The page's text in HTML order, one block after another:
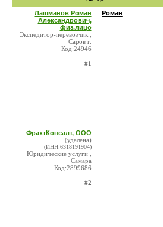
Лашманов Роман
Александрович,
физ.лицо
Экспедитор-перевозчик ,
Саров г.
Код:24946
#1
Роман
ФрахтКонсалт, ООО
(удалена)
(ИНН:6318191904)
Юридические услуги ,
Самара
Код:2899686
#2